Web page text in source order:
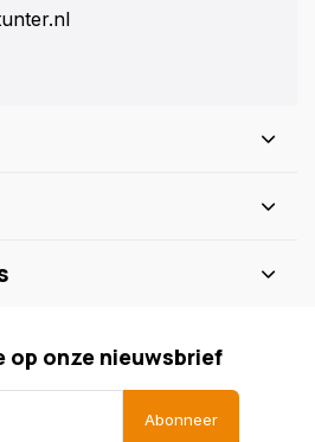
op onze nieuwsbrief
Abonneer